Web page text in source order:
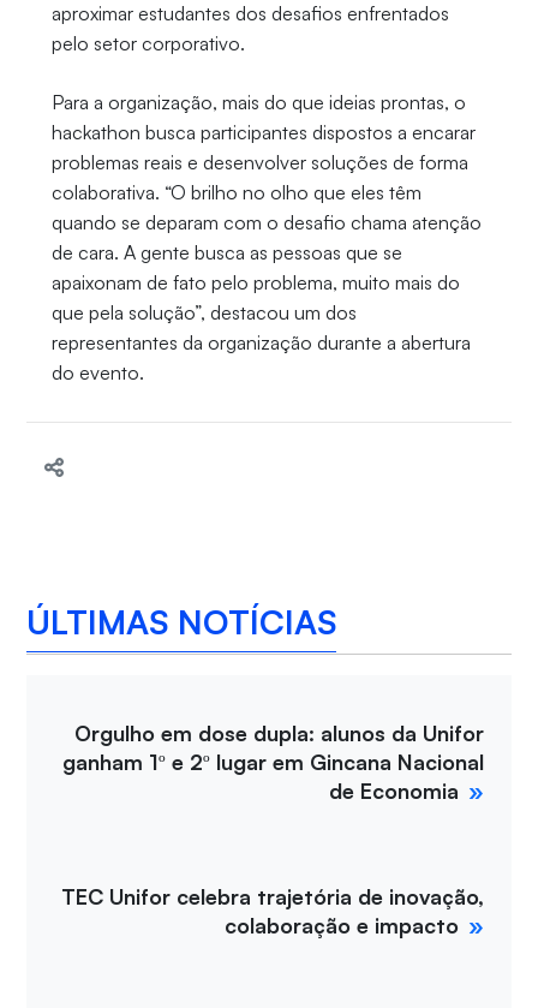
aproximar estudantes dos desafios enfrentados
pelo setor corporativo.
Para a organização, mais do que ideias prontas, o
hackathon busca participantes dispostos a encarar
problemas reais e desenvolver soluções de forma
colaborativa. “O brilho no olho que eles têm
quando se deparam com o desafio chama atenção
de cara. A gente busca as pessoas que se
apaixonam de fato pelo problema, muito mais do
que pela solução”, destacou um dos
representantes da organização durante a abertura
do evento.
ÚLTIMAS NOTÍCIAS
Orgulho em dose dupla: alunos da Unifor
ganham 1º e 2º lugar em Gincana Nacional
de Economia
TEC Unifor celebra trajetória de inovação,
colaboração e impacto